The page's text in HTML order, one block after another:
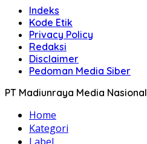
Indeks
Kode Etik
Privacy Policy
Redaksi
Disclaimer
Pedoman Media Siber
PT Madiunraya Media Nasional
Home
Kategori